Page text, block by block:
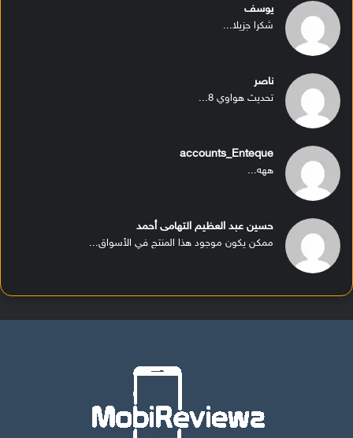
يوسف
شكرا جزيلا...
ناصر
تحديث هواوي 8...
accounts_Enteque
ههه...
حسين عبد العظيم التهامى أحمد
ممكن يكون موجود هذا المنتج في الأسواق...